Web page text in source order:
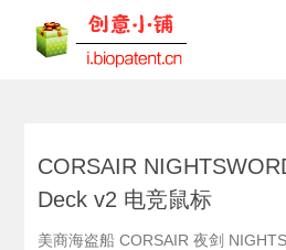
CORSAIR
Deck v2 电竞鼠标
美商海盗船 CORSAIR 夜剑